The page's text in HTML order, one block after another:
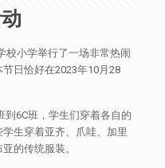
校小学举行了一场非常热闹
节日恰好在2023年10月28
到6C班，学生们穿着各自的
学生穿着亚齐、爪哇、加里
的传统服装。